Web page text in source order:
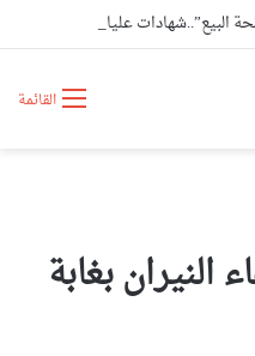
القائمة
بغابة